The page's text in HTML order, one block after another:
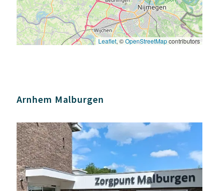
Leaflet, ©OpenStreetMapcontributors
Arnhem Malburgen